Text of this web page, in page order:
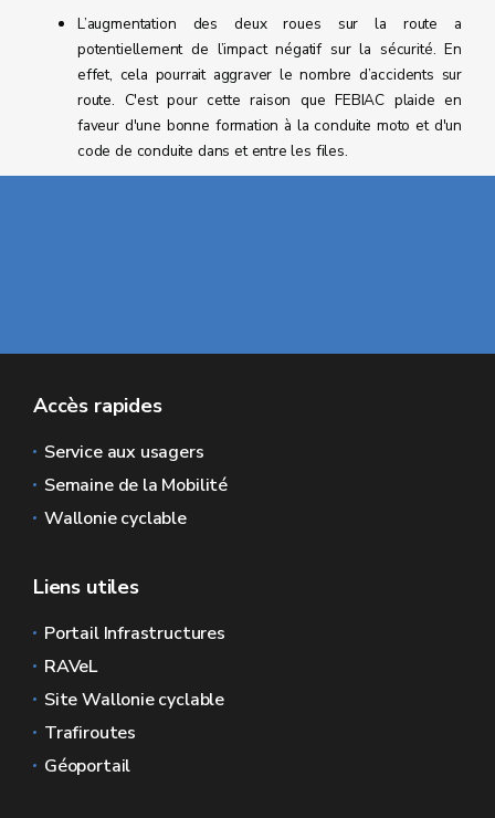
L’augmentation des deux roues sur la route a
potentiellement de l’impact négatif sur la sécurité. En
effet, cela pourrait aggraver le nombre d’accidents sur
route. C'est pour cette raison que FEBIAC plaide en
faveur d'une bonne formation à la conduite moto et d'un
code de conduite dans et entre les files.
Accès rapides
Service aux usagers
Semaine de la Mobilité
Wallonie cyclable
Liens utiles
Portail Infrastructures
RAVeL
Site Wallonie cyclable
Trafiroutes
Géoportail